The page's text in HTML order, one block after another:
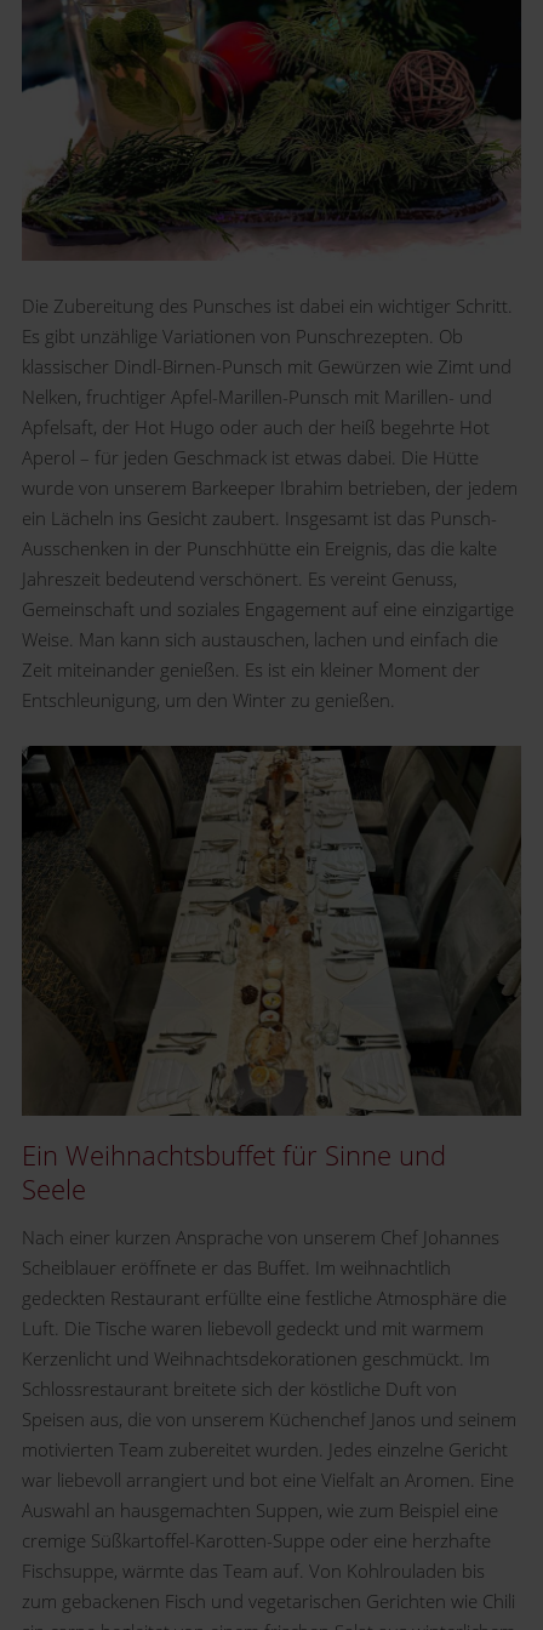
Die Zubereitung des Punsches ist dabei ein wichtiger Schritt.
Es gibt unzählige Variationen von Punschrezepten. Ob
klassischer Dindl-Birnen-Punsch mit Gewürzen wie Zimt und
Nelken, fruchtiger Apfel-Marillen-Punsch mit Marillen- und
Apfelsaft, der Hot Hugo oder auch der heiß begehrte Hot
Aperol – für jeden Geschmack ist etwas dabei. Die Hütte
wurde von unserem Barkeeper Ibrahim betrieben, der jedem
ein Lächeln ins Gesicht zaubert. Insgesamt ist das Punsch-
Ausschenken in der Punschhütte ein Ereignis, das die kalte
Jahreszeit bedeutend verschönert. Es vereint Genuss,
Gemeinschaft und soziales Engagement auf eine einzigartige
Weise. Man kann sich austauschen, lachen und einfach die
Zeit miteinander genießen. Es ist ein kleiner Moment der
Entschleunigung, um den Winter zu genießen.
Ein Weihnachtsbuffet für Sinne und
Seele
Nach einer kurzen Ansprache von unserem Chef Johannes
Scheiblauer eröffnete er das Buffet. Im weihnachtlich
gedeckten Restaurant erfüllte eine festliche Atmosphäre die
Luft. Die Tische waren liebevoll gedeckt und mit warmem
Kerzenlicht und Weihnachtsdekorationen geschmückt. Im
Schlossrestaurant breitete sich der köstliche Duft von
Speisen aus, die von unserem Küchenchef Janos und seinem
motivierten Team zubereitet wurden. Jedes einzelne Gericht
war liebevoll arrangiert und bot eine Vielfalt an Aromen. Eine
Auswahl an hausgemachten Suppen, wie zum Beispiel eine
cremige Süßkartoffel-Karotten-Suppe oder eine herzhafte
Fischsuppe, wärmte das Team auf. Von Kohlrouladen bis
zum gebackenen Fisch und vegetarischen Gerichten wie Chili